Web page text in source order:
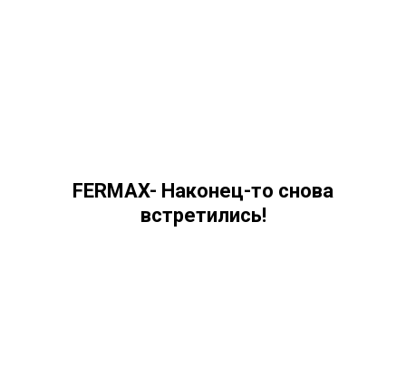
FERMAX- Наконец-то снова
встретились!